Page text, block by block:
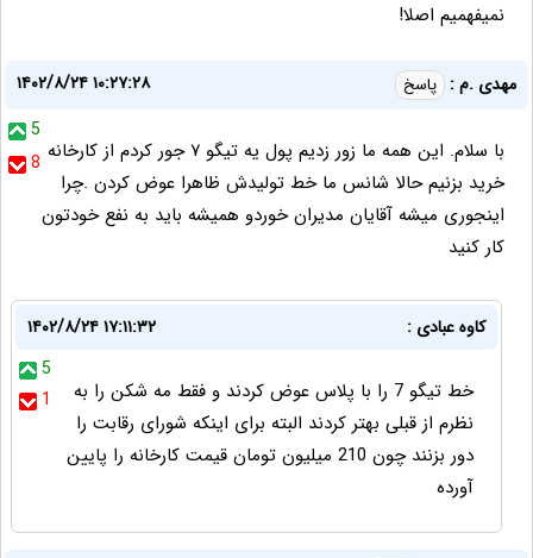
نمیفهمیم اصلا!
مهدی .م : پاسخ
۱۴۰۲/۸/۲۴ ۱۰:۲۷:۲۸
5
8 با سلام. این همه ما زور زدیم پول یه تیگو ۷ جور کردم از کارخانه‌
خرید بزنیم حالا شانس ما خط تولیدش ظاهرا عوض کردن .چرا
اینجوری میشه آقایان مدیران خوردو همیشه باید به نفع خودتون
کار کنید
کاوه عبادی :
۱۴۰۲/۸/۲۴ ۱۷:۱۱:۳۲
5
1
خط تیگو 7 را با پلاس عوض کردند و فقط مه شکن را به
نظرم از قبلی بهتر کردند البته برای اینکه شورای رقابت را
دور بزنند چون 210 میلیون تومان قیمت کارخانه را پایین
آورده